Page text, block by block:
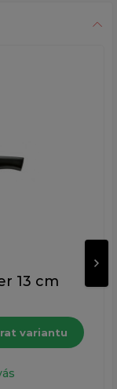
13 cm
variantu